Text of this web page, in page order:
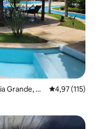
Grande, Ub
Évaluation
4,97 (115)